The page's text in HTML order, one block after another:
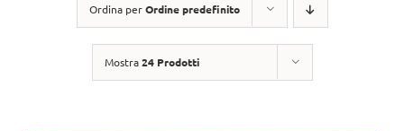
Ordina perOrdine predefinito
Mostra24 Prodotti